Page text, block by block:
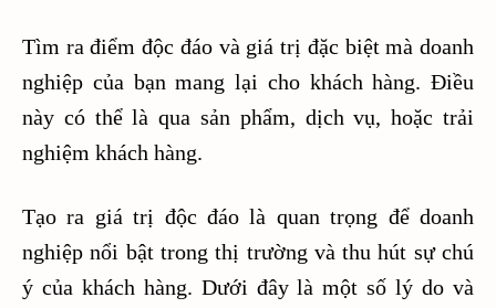
Tìm ra điểm độc đáo và giá trị đặc biệt mà doanh
nghiệp của bạn mang lại cho khách hàng. Điều
này có thể là qua sản phẩm, dịch vụ, hoặc trải
nghiệm khách hàng.
Tạo ra giá trị độc đáo là quan trọng để doanh
nghiệp nổi bật trong thị trường và thu hút sự chú
ý của khách hàng. Dưới đây là một số lý do và